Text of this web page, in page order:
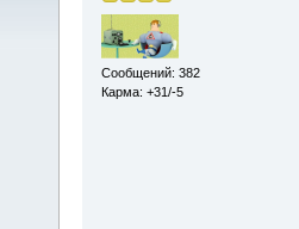
Сообщений: 382
Карма: +31/-5